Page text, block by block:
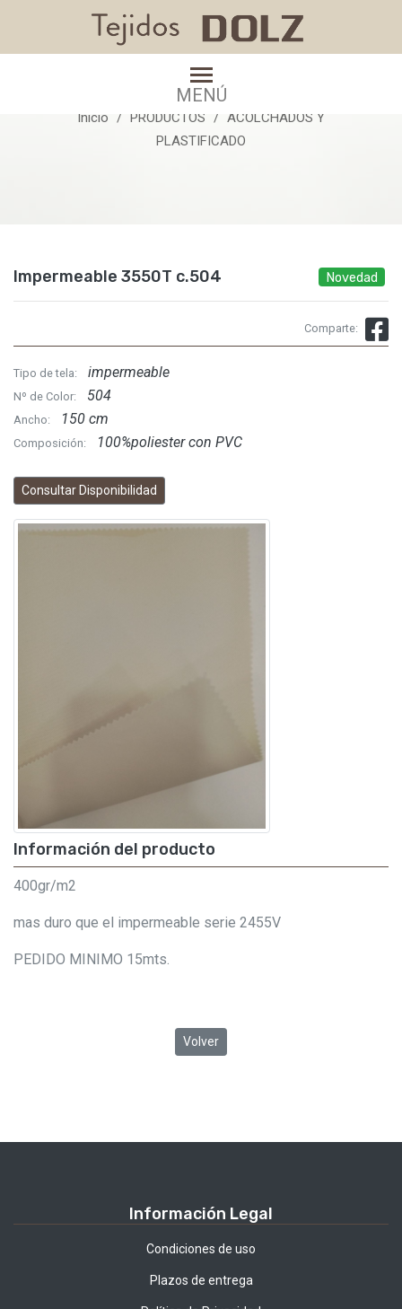
MENÚ
Impermeable 3550T c.504
Inicio PRODUCTOS
ACOLCHADOS Y
PLASTIFICADO
Impermeable 3550T c.504 Novedad
Comparte:
Tipo de tela: impermeable
Nº de Color: 504
Ancho: 150 cm
Composición: 100%poliester con PVC
Consultar Disponibilidad
Información del producto
400gr/m2
mas duro que el impermeable serie 2455V
PEDIDO MINIMO 15mts.
Volver
Información Legal
Condiciones de uso
Plazos de entrega